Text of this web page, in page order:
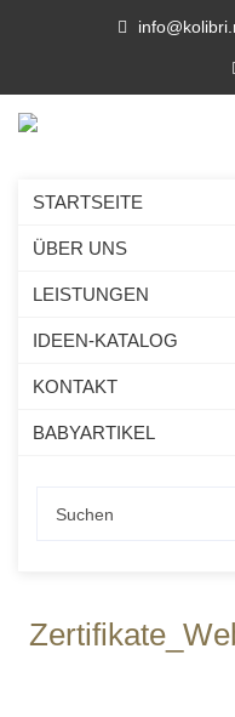
STARTSEITE
ÜBER UNS
LEISTUNGEN
IDEEN-KATALOG
KONTAKT
BABYARTIKEL